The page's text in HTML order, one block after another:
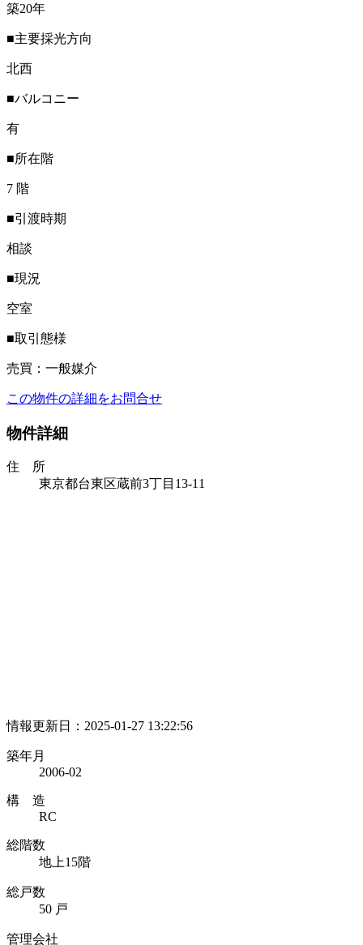
築20年
■主要採光方向
北西
■バルコニー
有
■所在階
7 階
■引渡時期
相談
■現況
空室
■取引態様
売買：一般媒介
この物件の詳細をお問合せ
物件詳細
住 所
東京都台東区蔵前3丁目13-11
情報更新日：2025-01-27 13:22:56
築年月
2006-02
構 造
RC
総階数
地上15階
総戸数
50 戸
管理会社